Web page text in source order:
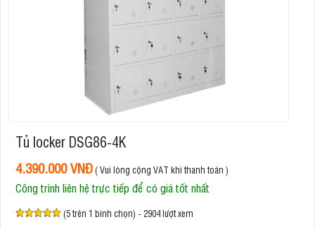
Tủ locker DSG86-4K
4.390.000 VNĐ( Vui lòng cộng VAT khi thanh toán )
Công trình liên hệ trực tiếp để có giá tốt nhất
(5 trên 1 bình chọn) - 2904 lượt xem